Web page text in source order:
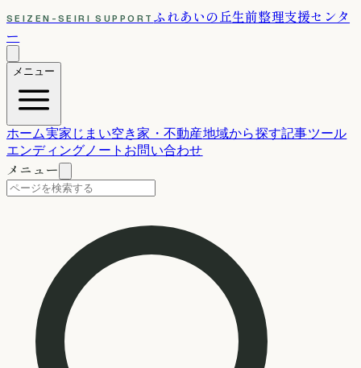
SEIZEN-SEIRI SUPPORT ふれあいの丘生前整理支援センタ
ー
メニュー
ホーム実家じまい空き家・不動産地域から探す記事ツール
エンディングノート お問い合わせ
メニュー